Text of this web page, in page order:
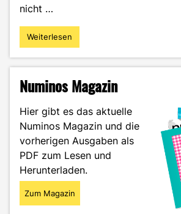
nicht …
"funk
als
funktioniert
Weiterlesen
Numinos Magazin
Hier gibt es das aktuelle
Numinos Magazin und die
vorherigen Ausgaben als
PDF zum Lesen und
Herunterladen.
Zum Magazin